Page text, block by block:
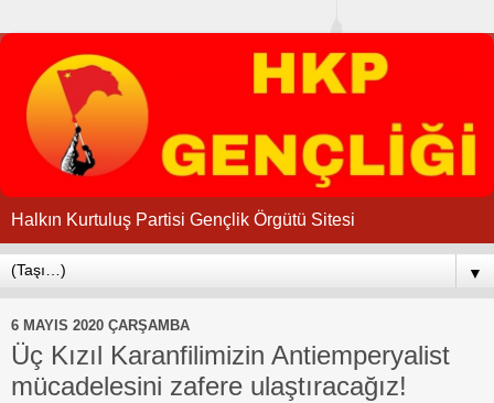
Halkın Kurtuluş Partisi Gençlik Örgütü Sitesi
▼
6 MAYIS 2020 ÇARŞAMBA
Üç Kızıl Karanfilimizin Antiemperyalist
mücadelesini zafere ulaştıracağız!